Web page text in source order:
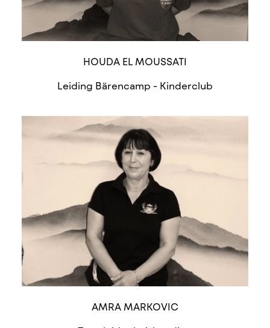
HOUDA EL MOUSSATI
Leiding Bärencamp - Kinderclub
AMRA MARKOVIC